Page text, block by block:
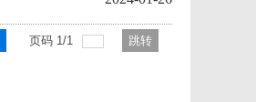
页码 1/1
跳转